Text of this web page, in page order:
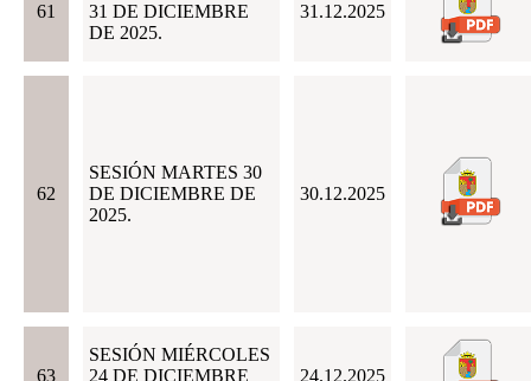
61
31 DE DICIEMBRE
DE 2025.
31.12.2025
62
SESIÓN MARTES 30
DE DICIEMBRE DE
2025.
30.12.2025
63
SESIÓN MIÉRCOLES
24 DE DICIEMBRE
24.12.2025